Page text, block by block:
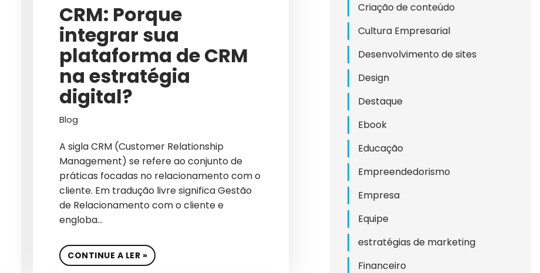
COMUNICAÇÃO EMPRESARIAL
COSMÉTICOS
CRO
CULTURA
CULTURA EMPRESARIAL
CRM: Porque
integrar sua
plataforma de CRM
na estratégia
digital?
Blog
A sigla CRM (Customer Relationship
Management) se refere ao conjunto de
práticas focadas no relacionamento com o
cliente. Em tradução livre significa Gestão
de Relacionamento com o cliente e
engloba…
CONTINUE A LER »
Criação de conteúdo
Cultura Empresarial
Desenvolvimento de sites
Design
Destaque
Ebook
Educação
Empreendedorismo
Empresa
Equipe
estratégias de marketing
Financeiro